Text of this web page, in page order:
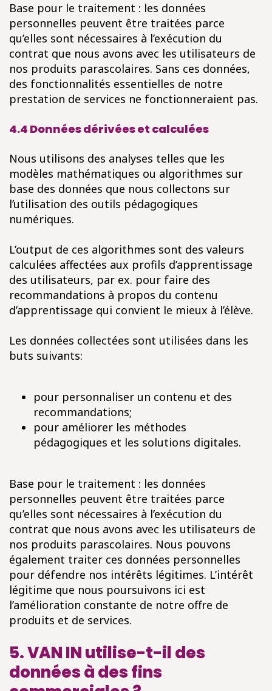
Base pour le traitement : les données
personnelles peuvent être traitées parce
qu’elles sont nécessaires à l’exécution du
contrat que nous avons avec les utilisateurs de
nos produits parascolaires. Sans ces données,
des fonctionnalités essentielles de notre
prestation de services ne fonctionneraient pas.
4.4 Données dérivées et calculées
Nous utilisons des analyses telles que les
modèles mathématiques ou algorithmes sur
base des données que nous collectons sur
l’utilisation des outils pédagogiques
numériques.
L’output de ces algorithmes sont des valeurs
calculées affectées aux profils d’apprentissage
des utilisateurs, par ex. pour faire des
recommandations à propos du contenu
d’apprentissage qui convient le mieux à l’élève.
Les données collectées sont utilisées dans les
buts suivants:
pour personnaliser un contenu et des
recommandations;
pour améliorer les méthodes
pédagogiques et les solutions digitales.
Base pour le traitement : les données
personnelles peuvent être traitées parce
qu’elles sont nécessaires à l’exécution du
contrat que nous avons avec les utilisateurs de
nos produits parascolaires. Nous pouvons
également traiter ces données personnelles
pour défendre nos intérêts légitimes. L’intérêt
légitime que nous poursuivons ici est
l’amélioration constante de notre offre de
produits et de services.
5. VAN IN utilise-t-il des
données à des fins